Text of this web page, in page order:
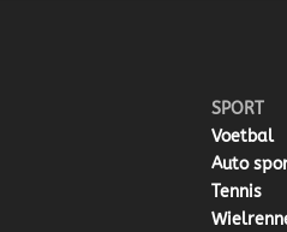
SPORT
Voetbal
Auto
Tennis